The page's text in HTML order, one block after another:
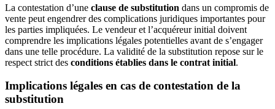
La contestation d’une clause de substitution dans un compromis de
vente peut engendrer des complications juridiques importantes pour
les parties impliquées. Le vendeur et l’acquéreur initial doivent
comprendre les implications légales potentielles avant de s’engager
dans une telle procédure. La validité de la substitution repose sur le
respect strict des conditions établies dans le contrat initial.
Implications légales en cas de contestation de la
substitution